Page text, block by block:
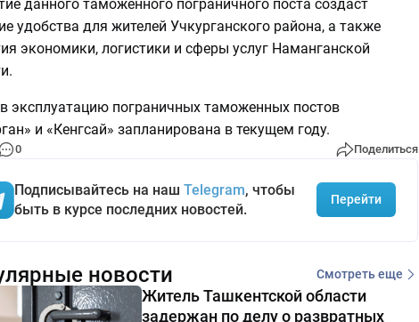
данного таможенного пограничного поста создаст
удобства для жителей Учкурганского района, а также
экономики, логистики и сферы услуг Наманганской
эксплуатацию пограничных таможенных постов
и «Кенгсай» запланирована в текущем году.
0 Поделиться
Подписывайтесь на наш Telegram, чтобы
быть в курсе последних новостей.
Перейти
новости Смотреть еще
Житель Ташкентской области
задержан по делу о развратных